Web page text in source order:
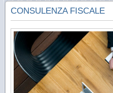
CONSULENZA FISCALE